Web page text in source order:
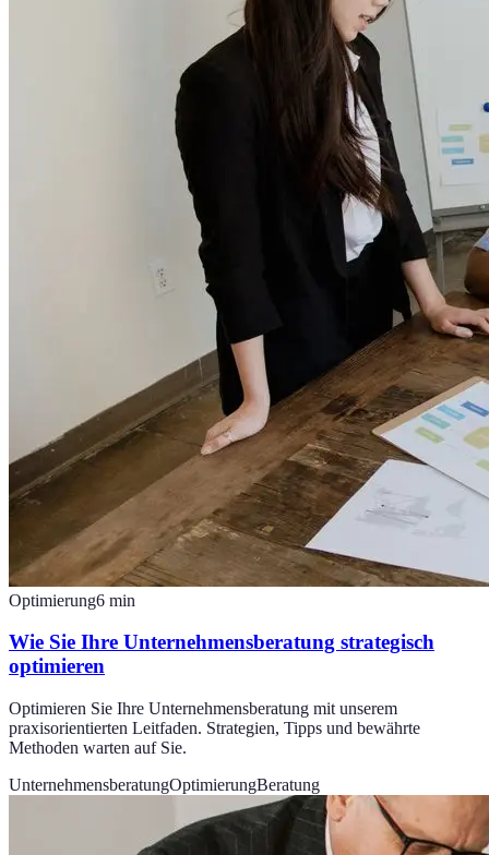
Optimierung6 min
Wie Sie Ihre Unternehmensberatung strategisch
optimieren
Optimieren Sie Ihre Unternehmensberatung mit unserem
praxisorientierten Leitfaden. Strategien, Tipps und bewährte
Methoden warten auf Sie.
UnternehmensberatungOptimierungBeratung